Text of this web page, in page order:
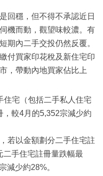
回穩，但不得不承認近日
機而動，觀望味較濃。有
期內二手交投仍然反覆。
付買家印花稅及新住宅印
，帶動內地買家佔比上
住宅（包括二手私人住宅
，較4月的5,352宗減少約
若以金額劃分二手住宅註
二手住宅註冊量跌幅最
減少約28%。